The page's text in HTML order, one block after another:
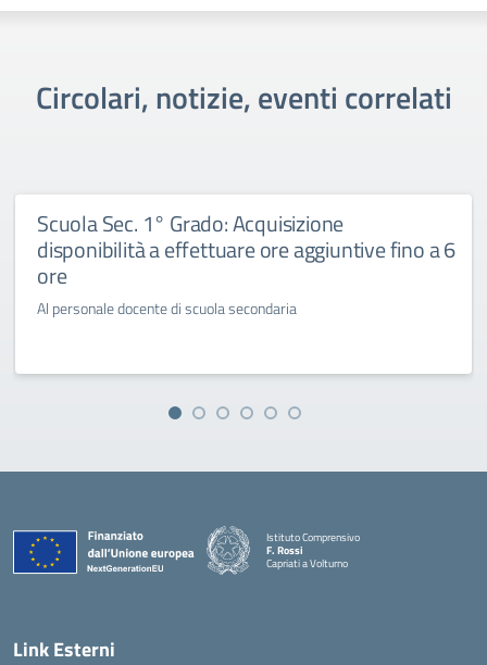
Circolari, notizie, eventi correlati
Scuola Sec. 1° Grado: Acquisizione
disponibilità a effettuare ore aggiuntive fino a 6
ore
Al personale docente di scuola secondaria
Istituto Comprensivo
F. Rossi
Capriati a Volturno
— Visita la pagina iniziale della scuola
Link Esterni